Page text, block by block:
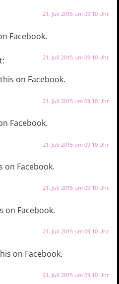
21. Juli 2015 um 09:10 Uhr
Facebook.
21. Juli 2015 um 09:10 Uhr
on Facebook.
21. Juli 2015 um 09:10 Uhr
Facebook.
21. Juli 2015 um 09:10 Uhr
on Facebook.
21. Juli 2015 um 09:10 Uhr
on Facebook.
21. Juli 2015 um 09:10 Uhr
on Facebook.
21. Juli 2015 um 09:10 Uhr